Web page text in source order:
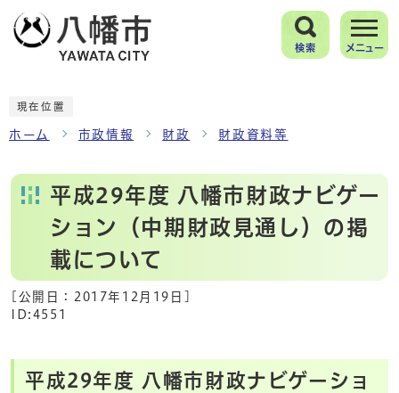
検索 メニュー
現在位置
ホーム 市政情報 財政 財政資料等
平成29年度 八幡市財政ナビゲー
ション（中期財政見通し）の掲
載について
[公開日： 2017年12月19日
ID:4551
平成29年度 八幡市財政ナビゲーショ